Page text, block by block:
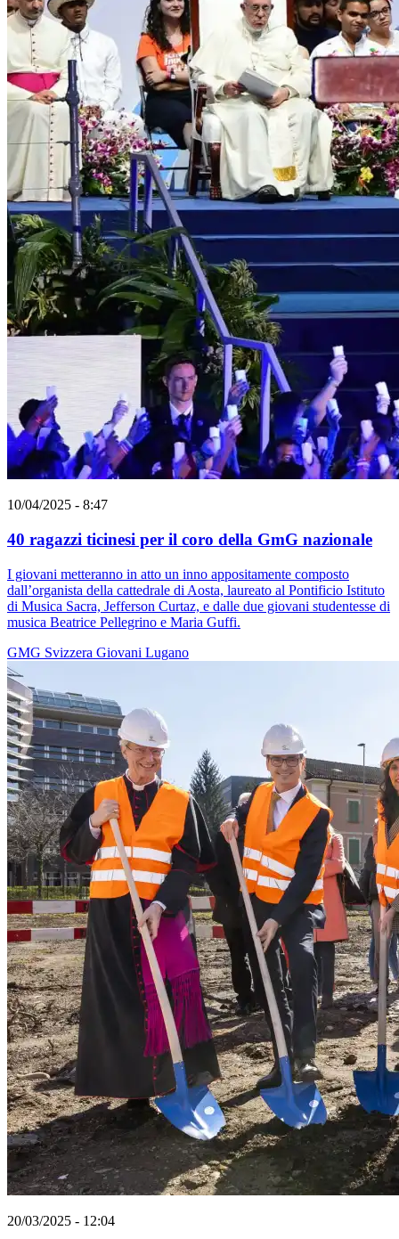
10/04/2025 - 8:47
40 ragazzi ticinesi per il coro della GmG nazionale
I giovani metteranno in atto un inno appositamente composto
dall’organista della cattedrale di Aosta, laureato al Pontificio Istituto
di Musica Sacra, Jefferson Curtaz, e dalle due giovani studentesse di
musica Beatrice Pellegrino e Maria Guffi.
GMG Svizzera Giovani Lugano
20/03/2025 - 12:04